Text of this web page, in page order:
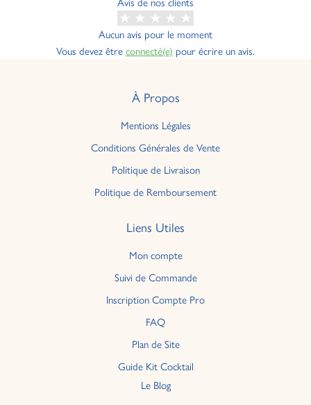
Aucun avis pour le moment
Vous devez êtreconnecté(e) pour écrire un avis.
À Propos
Mentions Légales
Conditions Générales de Vente
Politique de Livraison
Politique de Remboursement
Liens Utiles
Mon compte
Suivi de Commande
Inscription Compte Pro
FAQ
Plan de Site
Guide Kit Cocktail
Le Blog